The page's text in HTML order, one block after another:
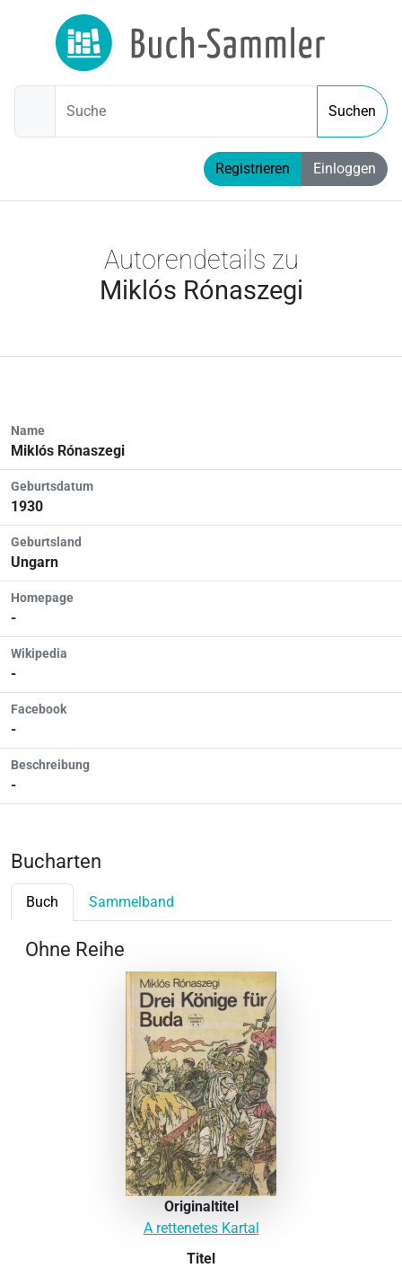
Suche Suchen
Registrieren Einloggen
Autorendetails zu
Miklós Rónaszegi
Name
Miklós Rónaszegi
Geburtsdatum
1930
Geburtsland
Ungarn
Homepage
-
Wikipedia
-
Facebook
-
Beschreibung
-
Bucharten
Buch Sammelband
Ohne Reihe
Originaltitel
A rettenetes Kartal
Titel